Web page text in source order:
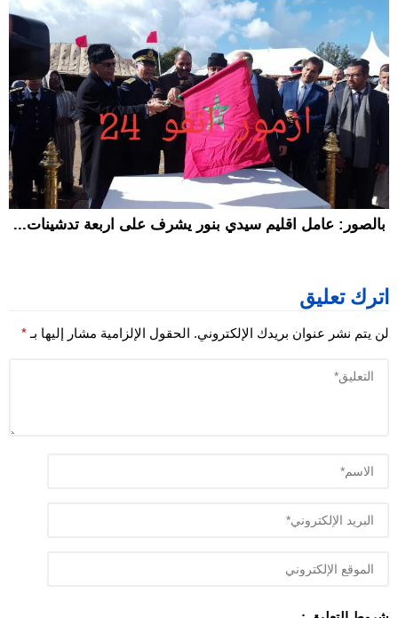
بالصور: عامل اقليم سيدي بنور يشرف على اربعة تدشينات...
اترك تعليق
لن يتم نشر عنوان بريدك الإلكتروني. الحقول الإلزامية مشار إليها بـ *